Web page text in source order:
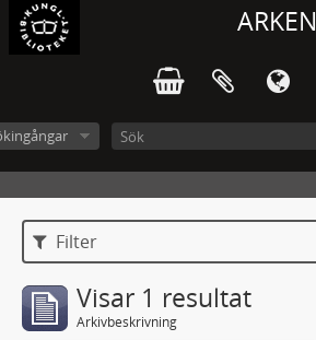
ARKEN
Filter
Visar 1 resultat
Arkivbeskrivning